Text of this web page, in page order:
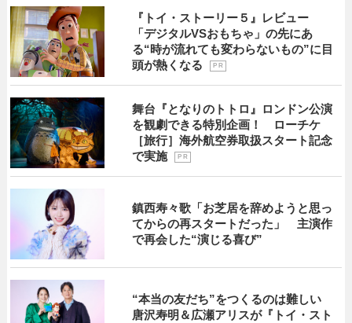
『トイ・ストーリー５』レビュー
「デジタルVSおもちゃ」の先にあ
る“時が流れても変わらないもの”に目
頭が熱くなる
P R
舞台『となりのトトロ』ロンドン公演
を観劇できる特別企画！ ローチケ
［旅行］海外航空券取扱スタート記念
で実施
P R
鎮西寿々歌「お芝居を辞めようと思っ
てからの再スタートだった」 主演作
で再会した“演じる喜び”
“本当の友だち”をつくるのは難しい
唐沢寿明＆広瀬アリスが『トイ・スト